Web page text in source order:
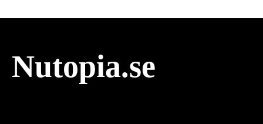
Nutopia.se